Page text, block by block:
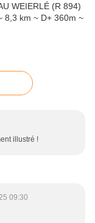
illustré !
09:30